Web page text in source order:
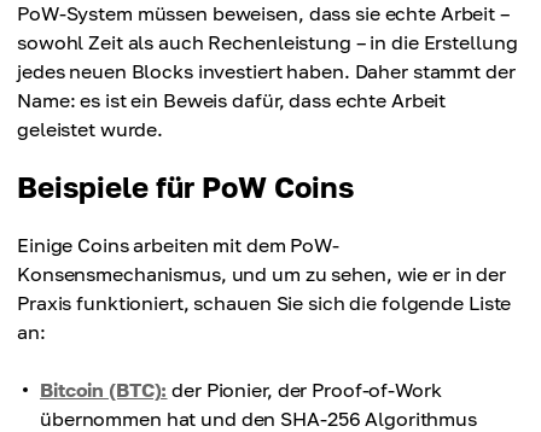
PoW-System müssen beweisen, dass sie echte Arbeit –
sowohl Zeit als auch Rechenleistung – in die Erstellung
jedes neuen Blocks investiert haben. Daher stammt der
Name: es ist ein Beweis dafür, dass echte Arbeit
geleistet wurde.
Beispiele für PoW Coins
Einige Coins arbeiten mit dem PoW-
Konsensmechanismus, und um zu sehen, wie er in der
Praxis funktioniert, schauen Sie sich die folgende Liste
an:
Bitcoin (BTC): der Pionier, der Proof-of-Work
übernommen hat und den SHA-256 Algorithmus